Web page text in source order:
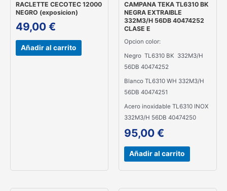
RACLETTE CECOTEC 12000
NEGRO (exposicion)
49,00 €
Añadir al carrito
CAMPANA TEKA TL6310 BK
NEGRA EXTRAIBLE
332M3/H 56DB 40474252
CLASE E
Opcion color:
Negro TL6310 BK 332M3/H
56DB 40474252
Blanco TL6310 WH 332M3/H
56DB 40474251
Acero inoxidable TL6310 INOX
332M3/H 56DB 40474250
95,00 €
Añadir al carrito